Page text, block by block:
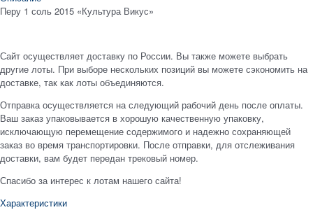
Перу 1 соль 2015 «Культура Викус»
Сайт осуществляет доставку по России. Вы также можете выбрать
другие лоты. При выборе нескольких позиций вы можете сэкономить на
доставке, так как лоты объединяются.
Отправка осуществляется на следующий рабочий день после оплаты.
Ваш заказ упаковывается в хорошую качественную упаковку,
исключающую перемещение содержимого и надежно сохраняющей
заказ во время транспортировки. После отправки, для отслеживания
доставки, вам будет передан трековый номер.
Спасибо за интерес к лотам нашего сайта!
Характеристики